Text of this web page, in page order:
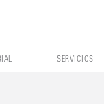
SERVICIOS